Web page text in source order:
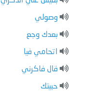
وصولي
بعدك وجع
اتحامي فيا
قال فاكرني
حبيتك